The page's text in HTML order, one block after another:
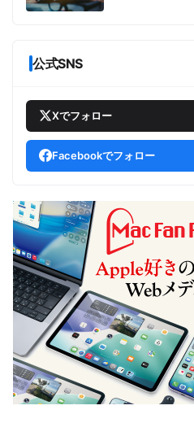
公式SNS
Xでフォロー
Facebookでフォロー